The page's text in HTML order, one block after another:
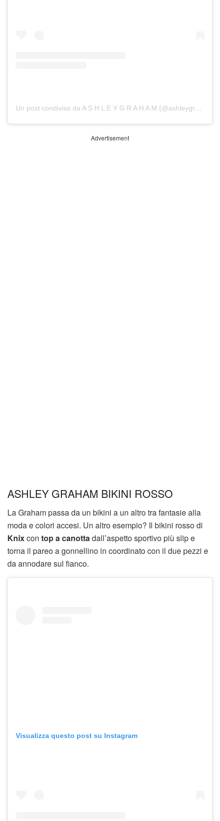
Un post condiviso da A S H L E Y G R A H A M (@ashleygraham)
Advertisement
ASHLEY GRAHAM BIKINI ROSSO
La Graham passa da un bikini a un altro tra fantasie alla
moda e colori accesi. Un altro esempio? Il bikini rosso di
Knixcon top a canottadall’aspetto sportivo più slip e
torna il pareo a gonnellino in coordinato con il due pezzi e
da annodare sul fianco.
Visualizza questo post su Instagram